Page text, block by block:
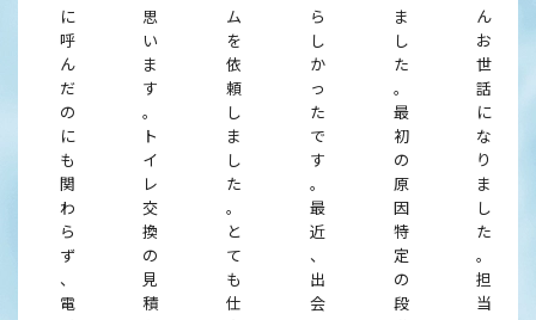
に
呼
ん
だ
の
に
も
関
わ
ら
ず
、
電
思
い
ま
す
。
ト
イ
レ
交
換
の
見
積
ム
を
依
頼
し
ま
し
た
。
と
て
も
仕
ら
し
か
っ
た
で
す
。
最
近
、
出
会
ま
し
た
。
最
初
の
原
因
特
定
の
段
ん
お
世
話
に
な
り
ま
し
た
。
担
当